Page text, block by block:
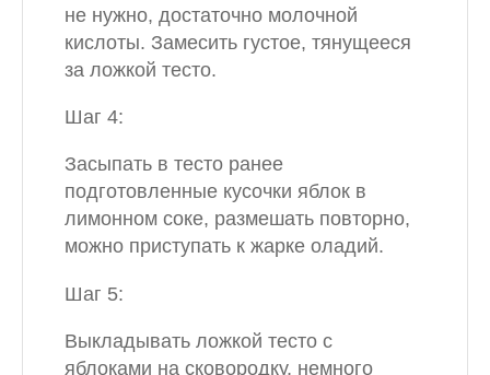
не нужно, достаточно молочной
кислоты. Замесить густое, тянущееся
за ложкой тесто.
Шаг 4:
Засыпать в тесто ранее
подготовленные кусочки яблок в
лимонном соке, размешать повторно,
можно приступать к жарке оладий.
Шаг 5:
Выкладывать ложкой тесто с
яблоками на сковородку, немного